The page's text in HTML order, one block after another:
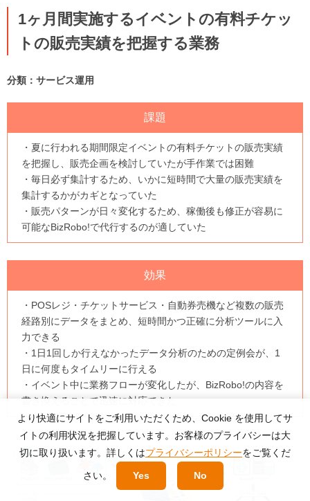
1ヶ月間実施するイベントの有料チケッ
トの販売実績を把握する業務
分類：サービス運用
課題
・夏に行われる期間限定イベントの有料チケットの販売実績
を把握し、販売企画を検討していたが手作業では困難
・毎日必ず集計するため、いかに短時間で大量の販売実績を
集計するかがカギとなっていた
・販売パターンが日々変化するため、稼働後も修正が容易に
可能なBizRobo!で代行するのが適していた
効果
・POSレジ・チケットサービス・自動券売機など複数の販売
経路別にデータをまとめ、短時間かつ正確に分析ツールに入
力できる
・1日1回しか行えなかったデータ分析のための定例会が、1
日に何度もタイムリーに行える
・イベント中に業務フローが変化したが、BizRobo!の内容を
書き換えることで迅速に対応できた
より快適にサイトをご利用いただくため、Cookie を使用してサ
イトの利用状況を把握しています。お客様のプライバシーは大
切に取り扱います。詳しくはプライバシーポリシーをご覧くだ
さい。 Yes No